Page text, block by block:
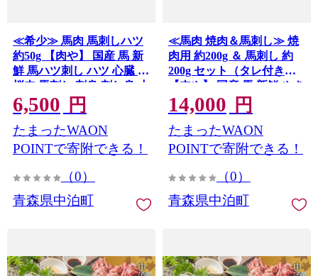
≪希少≫ 馬肉 馬刺しハツ
約50g 【肉や】 国産 馬 新
鮮 馬ハツ刺し ハツ 心臓 肉
桜肉 馬刺し 刺身 刺し身 小
分け おすすめ 青森県 中泊
町 F6N-339
6,500 円
たまったWAON
POINTで寄附できる！
（0）
青森県中泊町
≪馬肉 焼肉＆馬刺し≫ 焼
肉用 約200g ＆ 馬刺し 約
200g セット（タレ付き）
【肉や】 国産 馬 新鮮 やき
にく 焼き肉 肉 桜肉 馬刺し
馬刺し 刺し身 2種セット
小分け おすすめ 青森県 中
泊町 F6N-325
14,000 円
たまったWAON
POINTで寄附できる！
（0）
青森県中泊町